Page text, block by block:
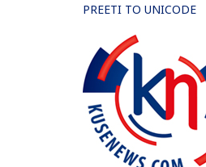
PREETI TO UNICODE